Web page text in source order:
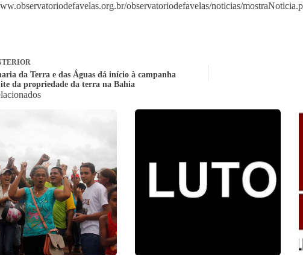
observatoriodefavelas/noticias/
da Terra e das Águas dá início à campanha
da propriedade da terra na Bahia